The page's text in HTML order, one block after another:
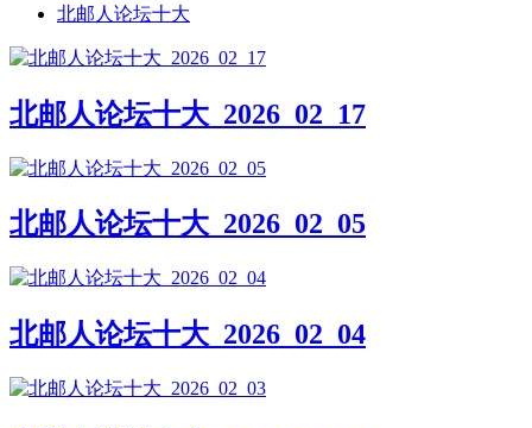
北邮人论坛十大
北邮人论坛十大_2026_02_17
北邮人论坛十大_2026_02_05
北邮人论坛十大_2026_02_04